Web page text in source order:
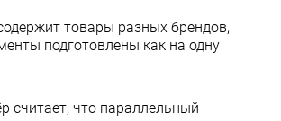
товары разных брендов,
подготовлены как на одну
считает, что параллельный